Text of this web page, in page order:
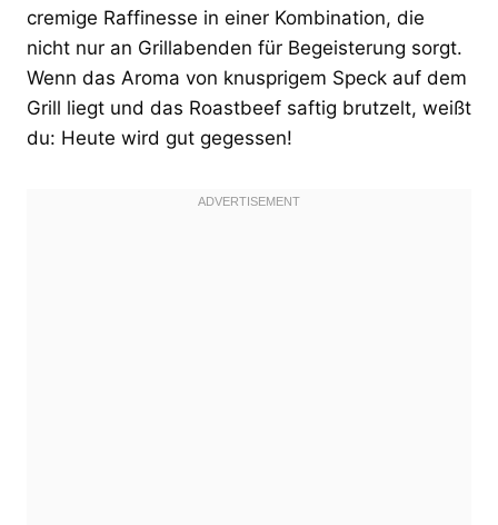
cremige Raffinesse in einer Kombination, die
nicht nur an Grillabenden für Begeisterung sorgt.
Wenn das Aroma von knusprigem Speck auf dem
Grill liegt und das Roastbeef saftig brutzelt, weißt
du: Heute wird gut gegessen!